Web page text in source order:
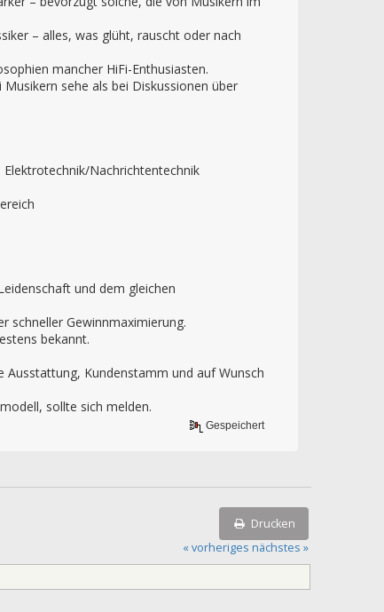
– alles, was glüht, rauscht oder nach
mancher HiFi-Enthusiasten.
sehe als bei Diskussionen über
Nachrichtentechnik
und dem gleichen
schneller Gewinnmaximierung.
bekannt.
Ausstattung, Kundenstamm und auf Wunsch
sollte sich melden.
Gespeichert
Drucken
« vorheriges nächstes »